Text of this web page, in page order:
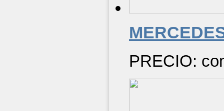
PRECIO: